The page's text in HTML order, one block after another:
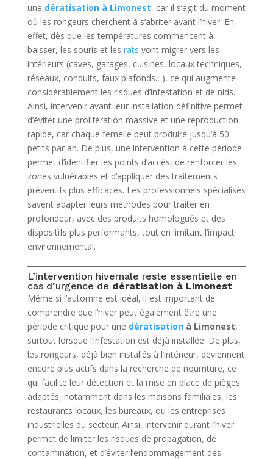
une dératisation à Limonest, car il s’agit du moment
où les rongeurs cherchent à s’abriter avant l’hiver. En
effet, dès que les températures commencent à
baisser, les souris et les rats vont migrer vers les
intérieurs (caves, garages, cuisines, locaux techniques,
réseaux, conduits, faux plafonds…), ce qui augmente
considérablement les risques d’infestation et de nids.
Ainsi, intervenir avant leur installation définitive permet
d’éviter une prolifération massive et une reproduction
rapide, car chaque femelle peut produire jusqu’à 50
petits par an. De plus, une intervention à cette période
permet d’identifier les points d’accès, de renforcer les
zones vulnérables et d’appliquer des traitements
préventifs plus efficaces. Les professionnels spécialisés
savent adapter leurs méthodes pour traiter en
profondeur, avec des produits homologués et des
dispositifs plus performants, tout en limitant l’impact
environnemental.
L’intervention hivernale reste essentielle en
cas d’urgence de dératisation à Limonest
Même si l’automne est idéal, il est important de
comprendre que l’hiver peut également être une
période critique pour une dératisationà Limonest,
surtout lorsque l’infestation est déjà installée. De plus,
les rongeurs, déjà bien installés à l’intérieur, deviennent
encore plus actifs dans la recherche de nourriture, ce
qui facilite leur détection et la mise en place de pièges
adaptés, notamment dans les maisons familiales, les
restaurants locaux, les bureaux, ou les entreprises
industrielles du secteur. Ainsi, intervenir durant l’hiver
permet de limiter les risques de propagation, de
contamination, et d’éviter l’endommagement des